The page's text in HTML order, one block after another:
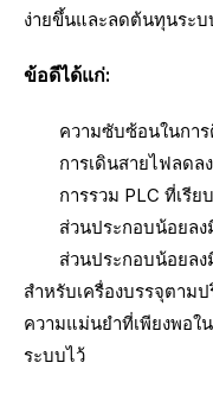
ง่ายขึ้นและลดต้นทุนระบ
ข้อดีได้แก่:
ความซับซ้อนในกา
การเดินสายไฟลดลง
การรวม PLC ที่เรีย
ส่วนประกอบน้อยล
ส่วนประกอบน้อยล
สำหรับเครื่องบรรจุตาม
ความแม่นยำที่เพียงพอ
ระบบไว้